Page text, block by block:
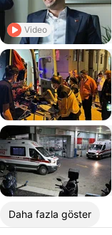
Video
Daha fazla göster